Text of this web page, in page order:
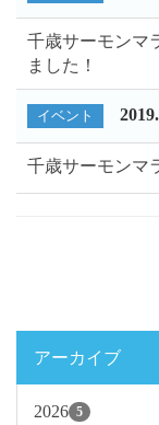
千歳サーモンマ
ました！
イベント
千歳サーモンマ
アーカイブ
2026 5